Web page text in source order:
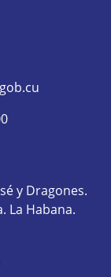
y Dragones.
La Habana.